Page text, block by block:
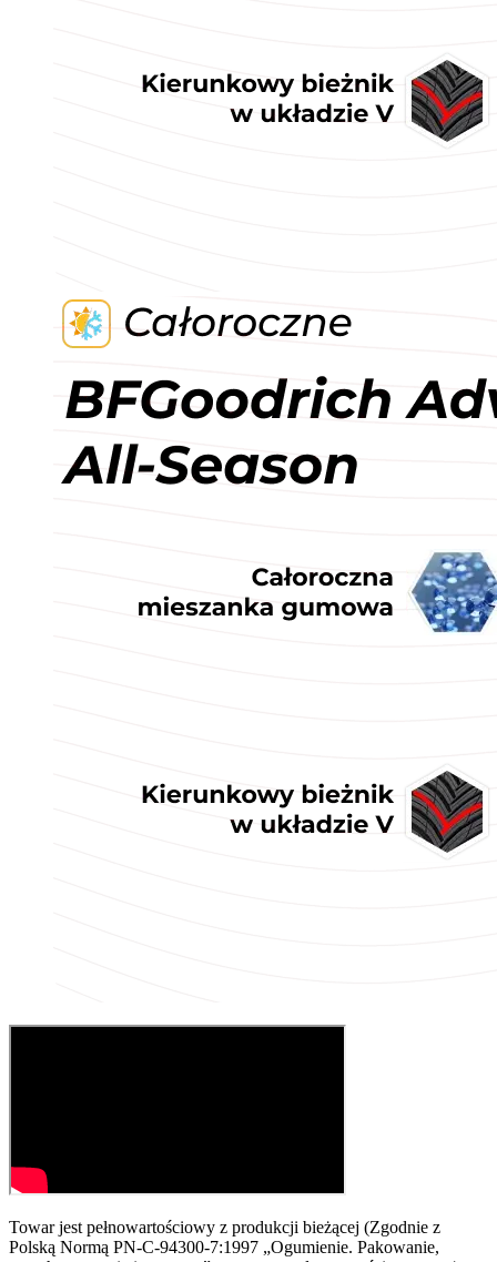
Towar jest pełnowartościowy z produkcji bieżącej (Zgodnie z
Polską Normą PN-C-94300-7:1997 „Ogumienie. Pakowanie,